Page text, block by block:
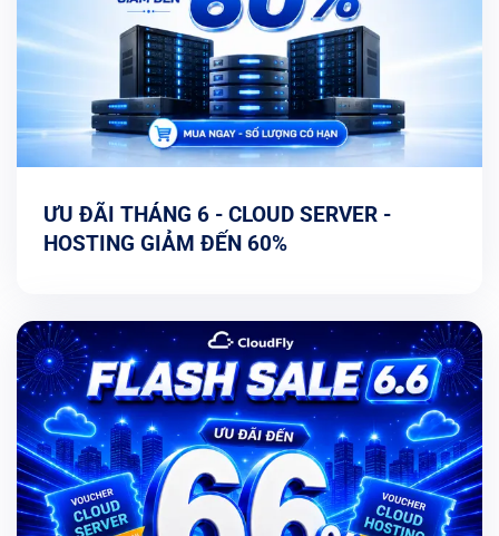
ƯU ĐÃI THÁNG 6 - CLOUD SERVER -
HOSTING GIẢM ĐẾN 60%